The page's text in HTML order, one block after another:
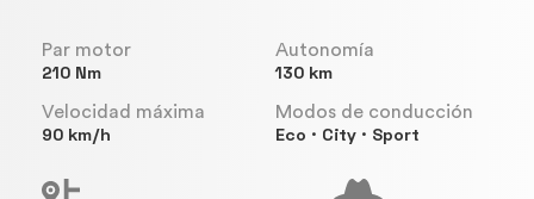
Par motor
210 Nm
Autonomía
130 km
Velocidad máxima
90 km/h
Modos de conducción
Eco · City · Sport